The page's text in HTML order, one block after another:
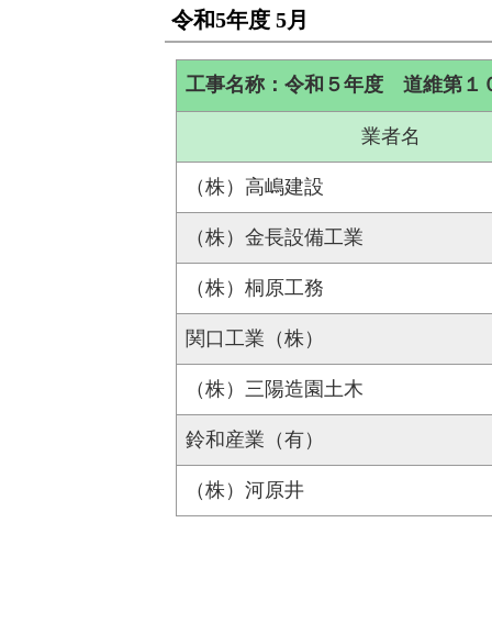
令和5年度 5月
工事名称：令和５年度 道維第
業者名
（株）高嶋建設
（株）金長設備工業
（株）桐原工務
関口工業（株）
（株）三陽造園土木
鈴和産業（有）
（株）河原井